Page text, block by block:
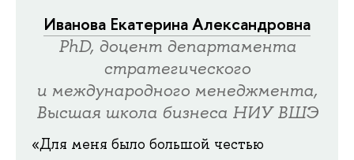
Иванова Екатерина Александровна
PhD, доцент департамента
стратегического
и международного менеджмента,
Высшая школа бизнеса НИУ ВШЭ
«Для меня было большой честью